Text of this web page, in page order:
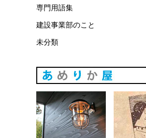
専門用語集
建設事業部のこと
未分類
あめりか